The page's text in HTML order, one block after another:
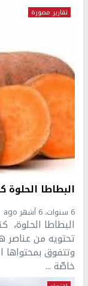
تقارير مصورة
البطاطا
6 سنوات، 6 أشهر ago
البطاطا الحلوة،
تحتويه من عناصر
وتتفوق بمحتواها
خاصّة ...